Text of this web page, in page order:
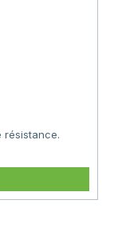
résistance.